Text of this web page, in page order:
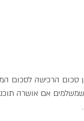
הרכישה לסכום
שמשלמים אם אושרה